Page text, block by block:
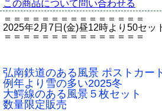
この商品について問い合わせる
＝＝＝＝＝＝＝＝＝＝＝＝＝＝＝
2025年2月7日(金)昼12時より50セッ
＝＝＝＝＝＝＝＝＝＝＝＝＝＝＝
弘南鉄道のある風景 ポストカー
例年より雪の多い2025冬
大鰐線のある風景５枚セット
数量限定販売